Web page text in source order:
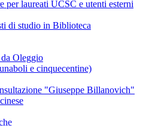
per laureati UCSC e utenti esterni
di studio in Biblioteca
Oleggio
e cinquecentine)
"Giuseppe Billanovich"